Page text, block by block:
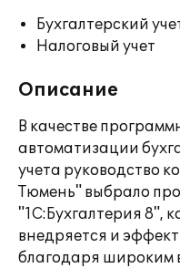
Бухгалтерский
Налоговый учет
Описание
В качестве
автоматизации
учета руководство
Тюмень" выбрало
"1С:Бухгалтерия 8",
внедряется и
благодаря широким